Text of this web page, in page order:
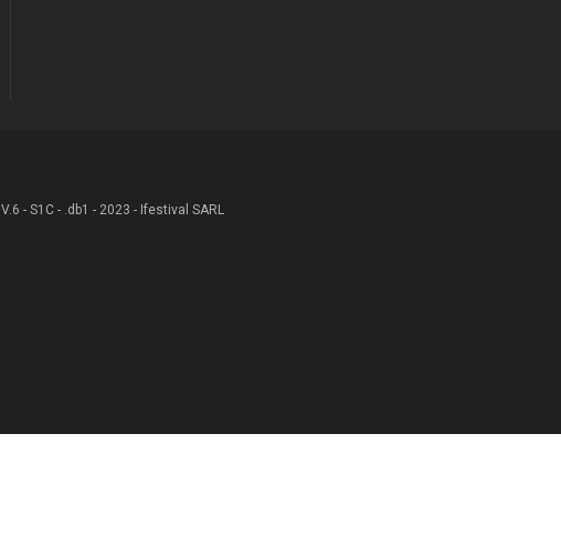
V.6 - S1C - .db1 - 2023 - Ifestival SARL